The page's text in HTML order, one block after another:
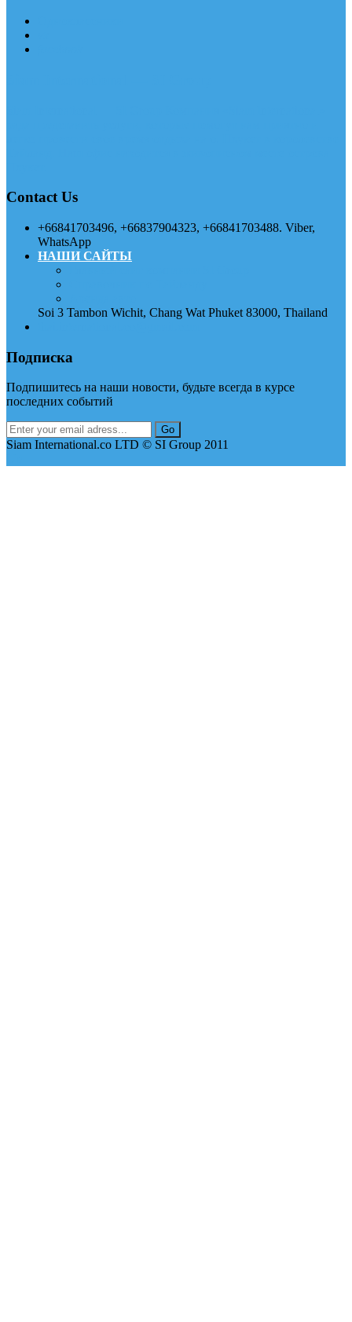
Contact Us
+66841703496, +66837904323, +66841703488. Viber,
WhatsApp
НАШИ САЙТЫ
Soi 3 Tambon Wichit, Chang Wat Phuket 83000, Thailand
Подписка
Подпишитесь на наши новости, будьте всегда в курсе
последних событий
Siam International.co LTD © SI Group 2011